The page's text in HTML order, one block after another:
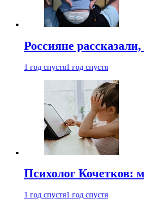
Россияне
1 год спустя1 год спустя
Психолог Кочетков:
1 год спустя1 год спустя